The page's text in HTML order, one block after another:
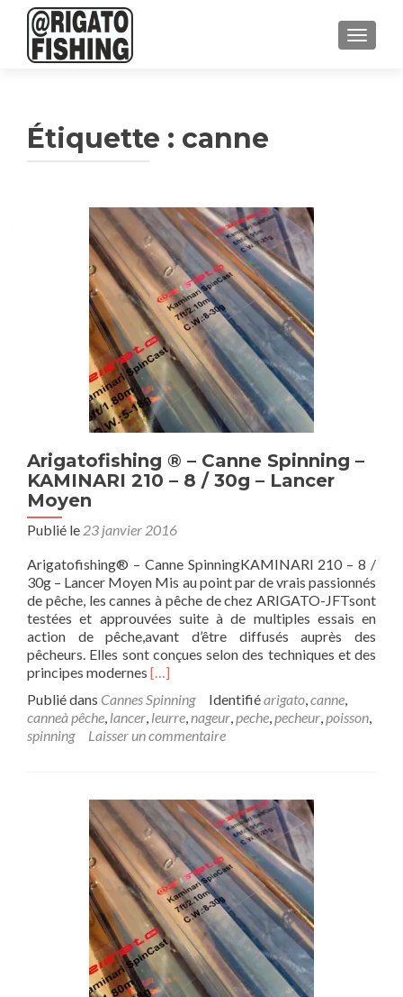
Étiquette : canne
Arigatofishing ® – Canne Spinning –
KAMINARI 210 – 8 / 30g – Lancer
Moyen
Publié le 23 janvier 2016
Arigatofishing® – Canne SpinningKAMINARI 210 – 8 /
30g – Lancer Moyen Mis au point par de vrais passionnés
de pêche, les cannes à pêche de chez ARIGATO-JFTsont
testées et approuvées suite à de multiples essais en
action de pêche,avant d’être diffusés auprès des
pêcheurs. Elles sont conçues selon des techniques et des
principes modernes En
plus
surArigatofishing
®
Spinning
–
KAMINARI
210
–
8
/
30g
–
Lancer
Moyen
[…]
Publié dans Cannes Spinning Identifiéarigato,canne,
canneà pêche, lancer, leurre,nageur,peche,pecheur,poisson,
spinning
Laisser un commentaire